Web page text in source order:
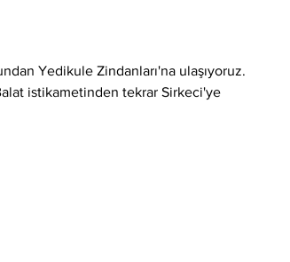
Yedikule Zindanları'na ulaşıyoruz.
istikametinden tekrar Sirkeci'ye